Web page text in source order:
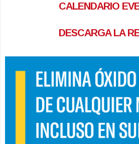
CALENDARIO
DESCARGA LA